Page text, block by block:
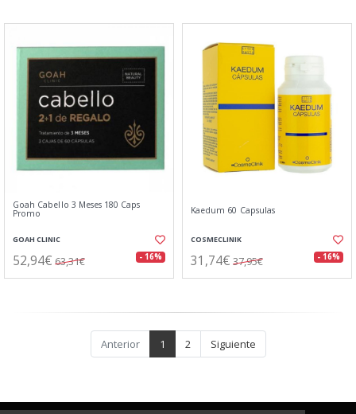
Goah Cabello 3 Meses 180 Caps
Promo
GOAH CLINIC
52,94€ 63,31€ - 16%
Kaedum 60 Capsulas
COSMECLINIK
31,74€ 37,95€ - 16%
Anterior 1 2 Siguiente